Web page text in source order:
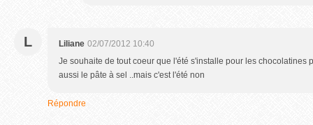
L Liliane 02/07/2012 10:40
Je souhaite de tout coeur que l'été s'installe pour les chocolatines
aussi le pâte à sel ..mais c'est l'été non
Répondre